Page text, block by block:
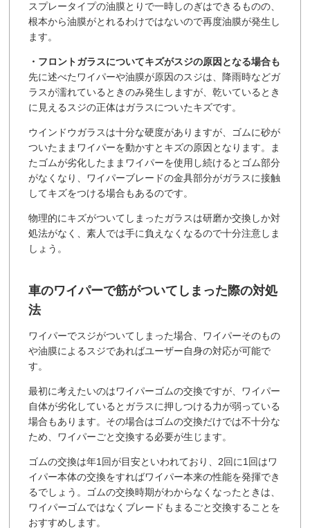
スプレータイプの油膜とりで一時しのぎはできるものの、
根本から油膜がとれるわけではないので再度油膜が発生し
ます。
・フロントガラスについてキズがスジの原因となる場合も
先に述べたワイパーや油膜が原因のスジは、降雨時などガ
ラスが濡れているときのみ発生しますが、乾いているとき
に見えるスジの正体はガラスについたキズです。
ウインドウガラスは十分な硬度がありますが、ゴムに砂が
ついたままワイパーを動かすとキズの原因となります。ま
たゴムが劣化したままワイパーを使用し続けるとゴム部分
がなくなり、ワイパーブレードの金具部分がガラスに接触
してキズをつける場合もあるのです。
物理的にキズがついてしまったガラスは研磨か交換しか対
処法がなく、素人では手に負えなくなるので十分注意しま
しょう。
車のワイパーで筋がついてしまった際の対処
法
ワイパーでスジがついてしまった場合、ワイパーそのもの
や油膜によるスジであればユーザー自身の対応が可能で
す。
最初に考えたいのはワイパーゴムの交換ですが、ワイパー
自体が劣化しているとガラスに押しつける力が弱っている
場合もあります。その場合はゴムの交換だけでは不十分な
ため、ワイパーごと交換する必要が生じます。
ゴムの交換は年1回が目安といわれており、2回に1回はワ
イパー本体の交換をすればワイパー本来の性能を発揮でき
るでしょう。ゴムの交換時期がわからなくなったときは、
ワイパーゴムではなくブレードもまるごと交換することを
おすすめします。